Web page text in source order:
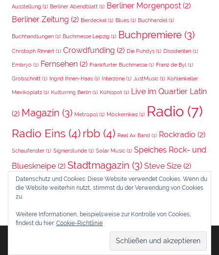
Ausstellung (1) Berliner Abendblatt (1) Berliner Morgenpost (2)
Berliner Zeitung (2) Bierdeckel (1) Blues (1) Buchhandel (1)
Buchhandlungen (1) Buchmesse Leipzig (1) Buchpremiere (3)
Christoph Rinnert (1) Crowdfunding (2) Die Puhdys (1) Dissidenten (1)
Embryo (1) Fernsehen (2) Frankfurter Buchmesse (1) Franz de Byl (1)
Grobschnitt (1) Ingrid Ihnen-Haas (1) Interzone (1) JustMusic (1) Kohlenkeller
Mexikoplatz (1) Kulturring Berlin (1) Kühlspot (1) Live im Quartier Latin
(2) Magazin (3) Metropol (1) Möckernkiez (1) Radio (7)
Radio Eins (4)rbb (4) Real Ax Band (1) Rockradio (2)
Schaufenster (1) Signierstunde (1) Solar Music (1) Speiches Rock- und
Blueskneipe (2) Stadtmagazin (3) Steve Size (2)
Trotter(2) Video-Podcast Wintergarten(3)
Zeitung
WordPressundDonovan.
Datenschutz und Cookies: Diese Website verwendet Cookies. Wenn du
die Website weiterhin nutzt, stimmst du der Verwendung von Cookies
zu.
Weitere Informationen, beispielsweise zur Kontrolle von Cookies,
findest du hier: Cookie-Richtlinie